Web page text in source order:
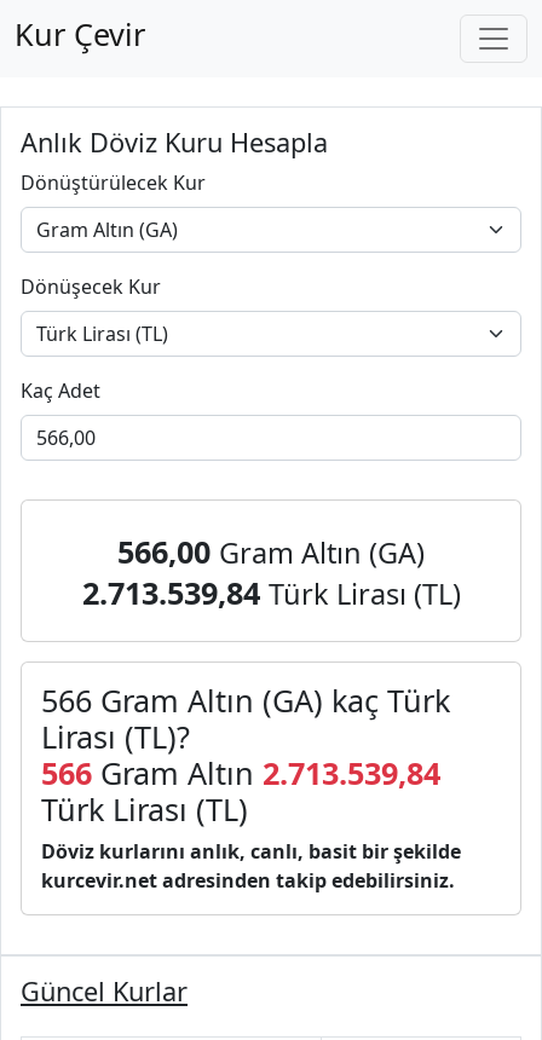
Kur Çevir
Anlık Döviz Kuru Hesapla
Dönüştürülecek Kur
Dönüşecek Kur
Kaç Adet
566,00 Gram Altın (GA)
2.713.539,84 Türk Lirası (TL)
566 Gram Altın (GA) kaç Türk
Lirası (TL)?
566 Gram Altın 2.713.539,84
Türk Lirası (TL)
Döviz kurlarını anlık, canlı, basit bir şekilde
kurcevir.net adresinden takip edebilirsiniz.
Güncel Kurlar